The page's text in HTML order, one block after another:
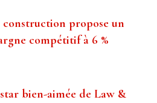
construction propose un
compétitif à 6 %
bien-aimée de Law &